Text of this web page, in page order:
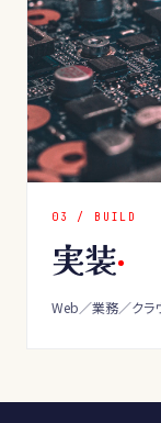
0 3 / BUILD
実装
Web／業務／クラ